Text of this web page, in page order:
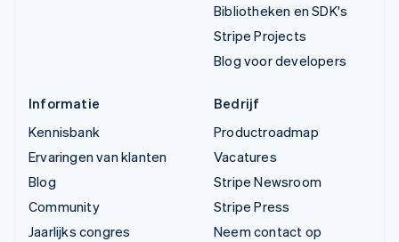
Bibliotheken en SDK's
Stripe Projects
Blog voor developers
Informatie
Kennisbank
Ervaringen van klanten
Blog
Community
Jaarlijks congres
Bedrijf
Productroadmap
Vacatures
Stripe Newsroom
Stripe Press
Neem contact op